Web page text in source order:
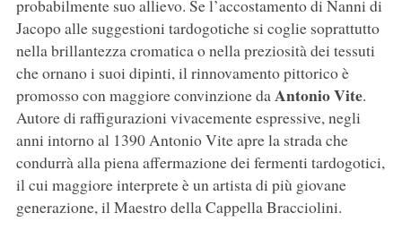
probabilmente suo allievo. Se l’accostamento di Nanni di
Jacopo alle suggestioni tardogotiche si coglie soprattutto
nella brillantezza cromatica o nella preziosità dei tessuti
che ornano i suoi dipinti, il rinnovamento pittorico è
promosso con maggiore convinzione da Antonio Vite.
Autore di raffigurazioni vivacemente espressive, negli
anni intorno al 1390 Antonio Vite apre la strada che
condurrà alla piena affermazione dei fermenti tardogotici,
il cui maggiore interprete è un artista di più giovane
generazione, il Maestro della Cappella Bracciolini.